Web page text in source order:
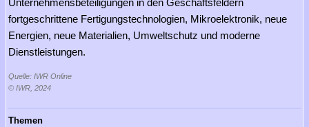
Unternehmensbeteiligungen in den Geschäftsfeldern
fortgeschrittene Fertigungstechnologien, Mikroelektronik, neue
Energien, neue Materialien, Umweltschutz und moderne
Dienstleistungen.
Quelle: IWR Online
© IWR, 2024
Themen